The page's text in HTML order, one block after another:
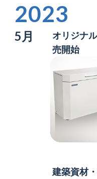
2023
5月 オリジナ
売開始
建築資材